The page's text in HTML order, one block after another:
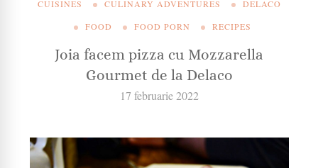
CUISINES CULINARY ADVENTURES
DELACO
FOOD
FOOD PORN RECIPES
Joia facem pizza cu Mozzarella
Gourmet de la Delaco
17 februarie 2022